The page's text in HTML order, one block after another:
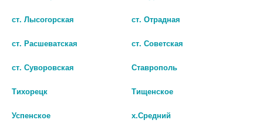
ст. Лысогорская ст. Отрадная
ст. Расшеватская ст. Советская
ст. Суворовская Ставрополь
Тихорецк Тищенское
Успенское х.Средний